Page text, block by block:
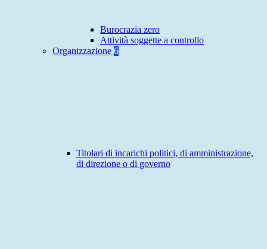
Burocrazia zero
Attività soggette a controllo
Organizzazione 6
Titolari di incarichi politici, di amministrazione,
di direzione o di governo